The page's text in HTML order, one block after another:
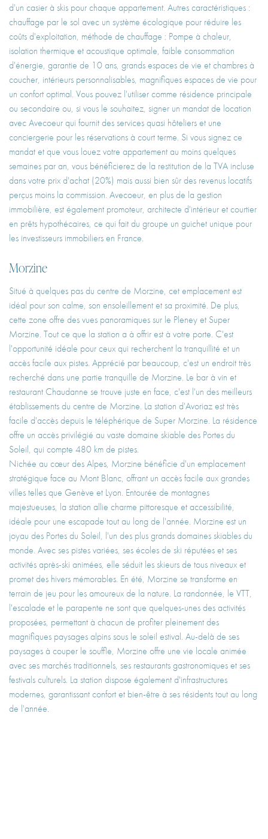
d'un casier à skis pour chaque appartement. Autres caractéristiques :
chauffage par le sol avec un système écologique pour réduire les
coûts d'exploitation, méthode de chauffage : Pompe à chaleur,
isolation thermique et acoustique optimale, faible consommation
d'énergie, garantie de 10 ans, grands espaces de vie et chambres à
coucher, intérieurs personnalisables, magnifiques espaces de vie pour
un confort optimal. Vous pouvez l'utiliser comme résidence principale
ou secondaire ou, si vous le souhaitez, signer un mandat de location
avec Avecoeur qui fournit des services quasi hôteliers et une
conciergerie pour les réservations à court terme. Si vous signez ce
mandat et que vous louez votre appartement au moins quelques
semaines par an, vous bénéficierez de la restitution de la TVA incluse
dans votre prix d'achat (20%) mais aussi bien sûr des revenus locatifs
perçus moins la commission. Avecoeur, en plus de la gestion
immobilière, est également promoteur, architecte d'intérieur et courtier
en prêts hypothécaires, ce qui fait du groupe un guichet unique pour
les investisseurs immobiliers en France.
Morzine
Situé à quelques pas du centre de Morzine, cet emplacement est
idéal pour son calme, son ensoleillement et sa proximité. De plus,
cette zone offre des vues panoramiques sur le Pleney et Super
Morzine. Tout ce que la station a à offrir est à votre porte. C'est
l'opportunité idéale pour ceux qui recherchent la tranquillité et un
accès facile aux pistes. Apprécié par beaucoup, c'est un endroit très
recherché dans une partie tranquille de Morzine. Le bar à vin et
restaurant Chaudanne se trouve juste en face, c'est l'un des meilleurs
établissements du centre de Morzine. La station d'Avoriaz est très
facile d'accès depuis le téléphérique de Super Morzine. La résidence
offre un accès privilégié au vaste domaine skiable des Portes du
Soleil, qui compte 480 km de pistes.
Nichée au cœur des Alpes, Morzine bénéficie d'un emplacement
stratégique face au Mont Blanc, offrant un accès facile aux grandes
villes telles que Genève et Lyon. Entourée de montagnes
majestueuses, la station allie charme pittoresque et accessibilité,
idéale pour une escapade tout au long de l'année. Morzine est un
joyau des Portes du Soleil, l'un des plus grands domaines skiables du
monde. Avec ses pistes variées, ses écoles de ski réputées et ses
activités après-ski animées, elle séduit les skieurs de tous niveaux et
promet des hivers mémorables. En été, Morzine se transforme en
terrain de jeu pour les amoureux de la nature. La randonnée, le VTT,
l'escalade et le parapente ne sont que quelques-unes des activités
proposées, permettant à chacun de profiter pleinement des
magnifiques paysages alpins sous le soleil estival. Au-delà de ses
paysages à couper le souffle, Morzine offre une vie locale animée
avec ses marchés traditionnels, ses restaurants gastronomiques et ses
festivals culturels. La station dispose également d'infrastructures
modernes, garantissant confort et bien-être à ses résidents tout au long
de l'année.